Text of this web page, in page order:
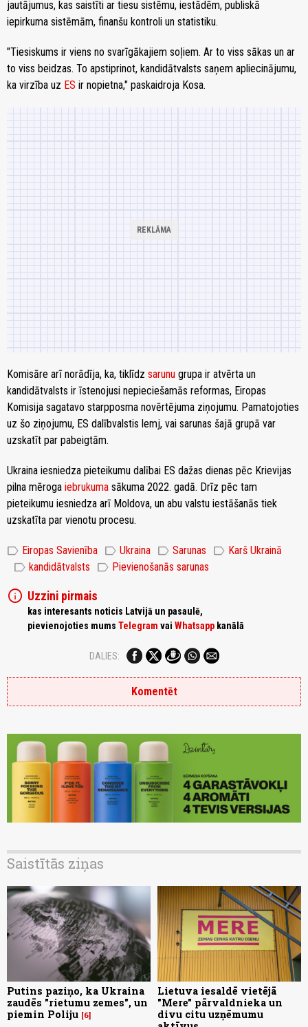
jautājumus, kas saistīti ar tiesu sistēmu, iestādēm, publiskā
iepirkuma sistēmām, finanšu kontroli un statistiku.
"Tiesiskums ir viens no svarīgākajiem soļiem. Ar to viss sākas un ar
to viss beidzas. To apstiprinot, kandidātvalsts saņem apliecinājumu,
ka virzība uz ES ir nopietna," paskaidroja Kosa.
Komisāre arī norādīja, ka, tiklīdz sarunu grupa ir atvērta un
kandidātvalsts ir īstenojusi nepieciešamās reformas, Eiropas
Komisija sagatavo starpposma novērtējuma ziņojumu. Pamatojoties
uz šo ziņojumu, ES dalībvalstis lemj, vai sarunas šajā grupā var
uzskatīt par pabeigtām.
Ukraina iesniedza pieteikumu dalībai ES dažas dienas pēc Krievijas
pilna mēroga iebrukuma sākuma 2022. gadā. Drīz pēc tam
pieteikumu iesniedza arī Moldova, un abu valstu iestāšanās tiek
uzskatīta par vienotu procesu.
label Eiropas Savienība label Ukraina label Sarunas label Karš Ukrainā
label kandidātvalsts label Pievienošanās sarunas
info Uzzini pirmais
kas interesants noticis Latvijā un pasaulē,
pievienojoties mums Telegram vai Whatsapp kanālā
DALIES:
Komentēt
Saistītās ziņas
Putins paziņo, ka Ukraina
zaudēs "rietumu zemes", un
piemin Poliju 6
Lietuva iesaldē vietējā
"Mere" pārvaldnieka un
divu citu uzņēmumu